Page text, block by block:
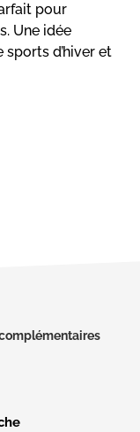
pour
Une idée
d’hiver et